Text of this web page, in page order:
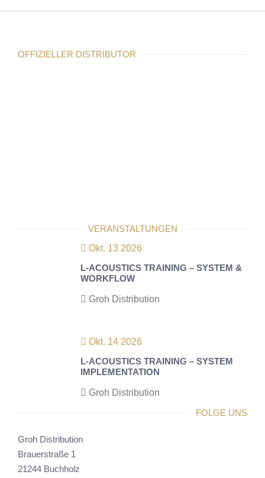
OFFIZIELLER DISTRIBUTOR
VERANSTALTUNGEN
Okt. 13 2026
L-ACOUSTICS TRAINING – SYSTEM &
WORKFLOW
Groh Distribution
Okt. 14 2026
L-ACOUSTICS TRAINING – SYSTEM
IMPLEMENTATION
Groh Distribution
FOLGE UNS
Groh Distribution
Brauerstraße 1
21244 Buchholz